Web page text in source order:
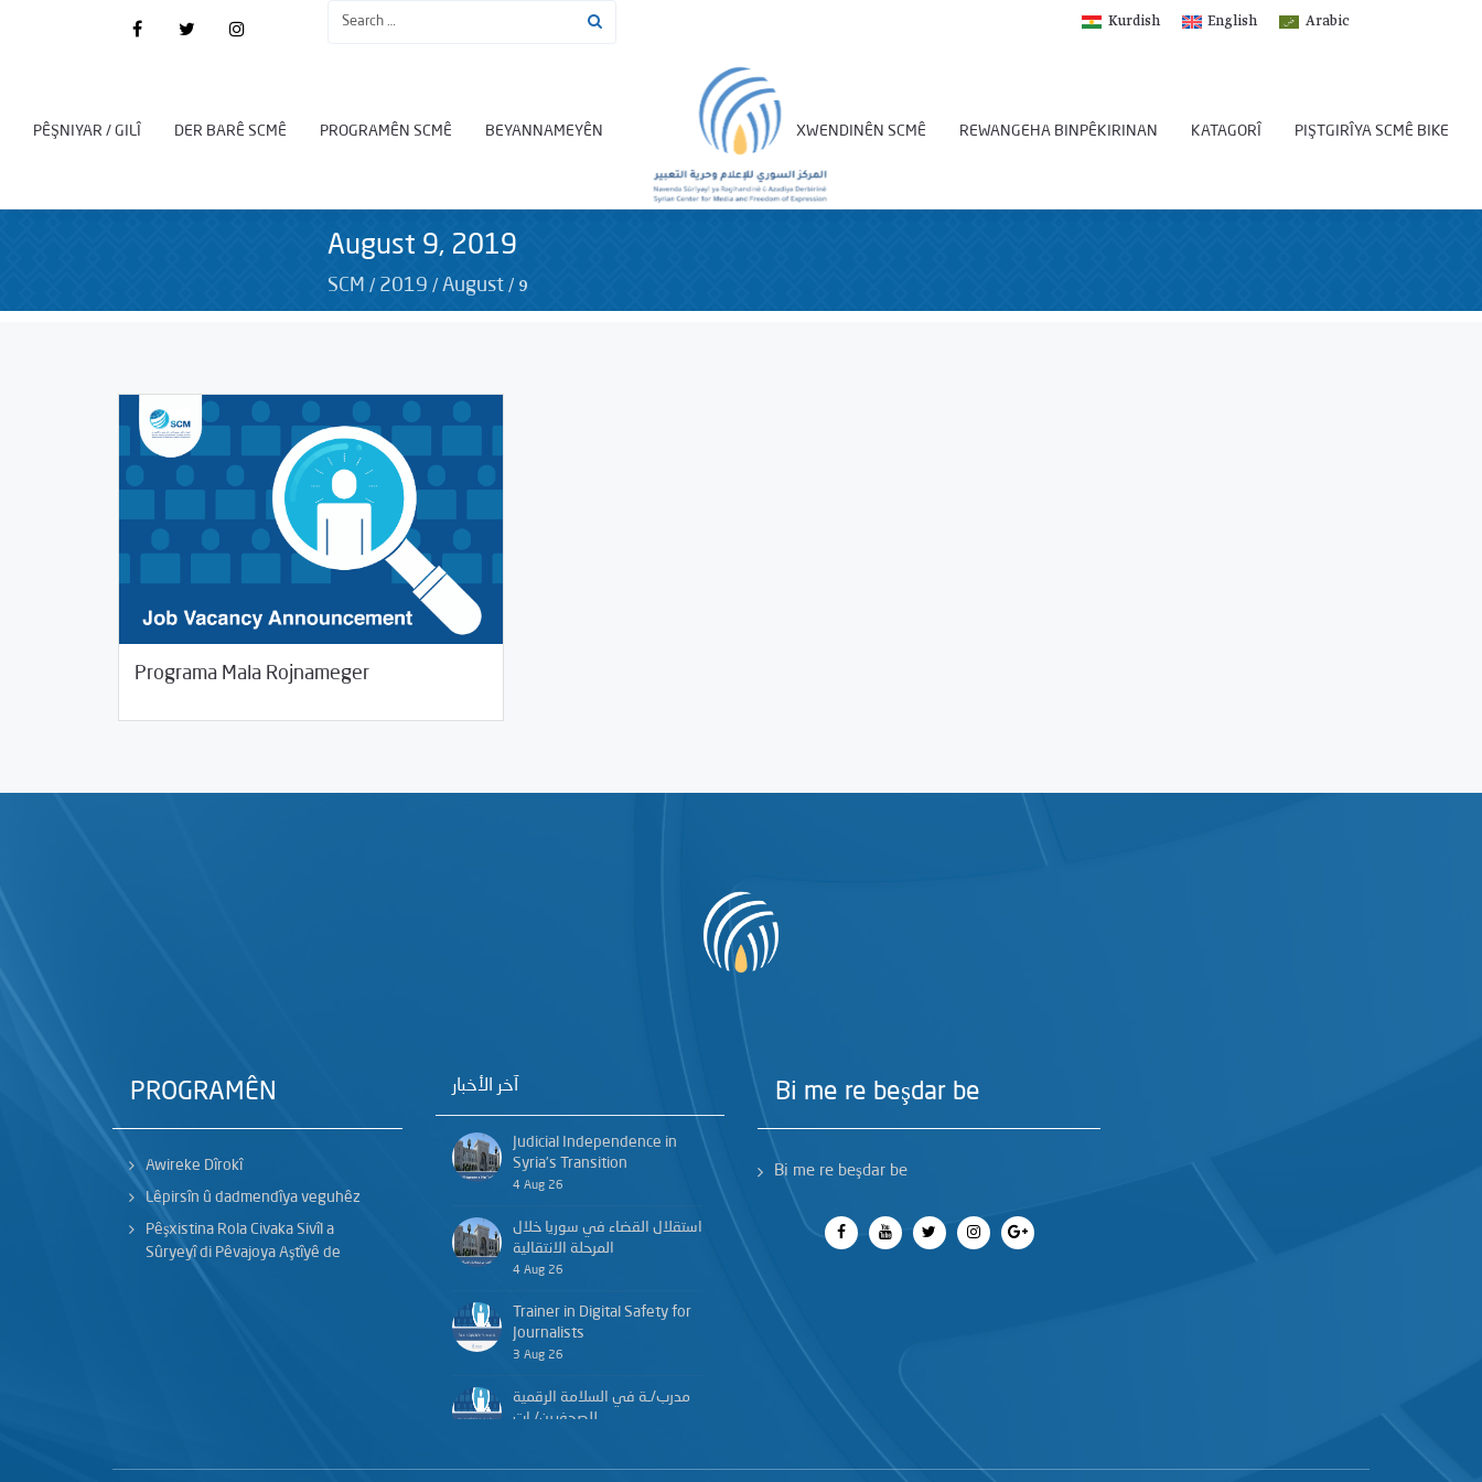
Arabic
English
Kurdish
PÊŞNIYAR / GILÎ DER BARÊ SCMÊ PROGRAMÊN SCMÊ BEYANNAMEYÊN XWENDINÊN SCMÊ REWANGEHA BINPÊKIRINAN KATAGORÎ PIŞTGIRÎYA SCMÊ BIKE
August 9, 2019
SCM / 2019 / August / 9
Programa Mala Rojnameger‎
PROGRAMÊN
Awireke Dîrokî
Lêpirsîn û dadmendîya veguhêz
Pêşxistina Rola Civaka Sivîl a
Sûryeyî di Pêvajoya Aştîyê de
آخر الأخبار
Judicial Independence in
Syria’s Transition
4 Aug 26
استقلال القضاء في سوريا خلال
المرحلة الانتقالية
4 Aug 26
Trainer in Digital Safety for
Journalists
3 Aug 26
مدرب/ـة في السلامة الرقمية
للصحفيين/ـات
Bi me re beşdar be
Bi me re beşdar be